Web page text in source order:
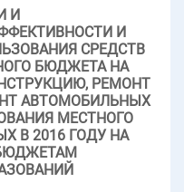
И
И
СРЕДСТВ
БЮДЖЕТА НА
РЕМОНТ
АВТОМОБИЛЬНЫХ
МЕСТНОГО
В 2016 ГОДУ НА